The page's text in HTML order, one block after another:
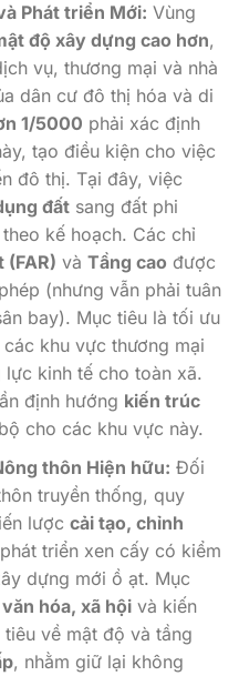
Phát triển Mới: Vùng
độ xây dựng cao hơn,
vụ, thương mại và nhà
dân cư đô thị hóa và di
1/5000 phải xác định
tạo điều kiện cho việc
đô thị. Tại đây, việc
đấtsang đất phi
kế hoạch. Các chỉ
(FAR) và Tầng cao được
(nhưng vẫn phải tuân
bay). Mục tiêu là tối ưu
khu vực thương mại
kinh tế cho toàn xã.
định hướng kiến trúc
cho các khu vực này.
thôn Hiện hữu: Đối
truyền thống, quy
lược cải tạo, chỉnh
triển xen cấy có kiểm
dựng mới ồ ạt. Mục
hóa, xã hộivà kiến
về mật độ và tầng
, nhằm giữ lại không